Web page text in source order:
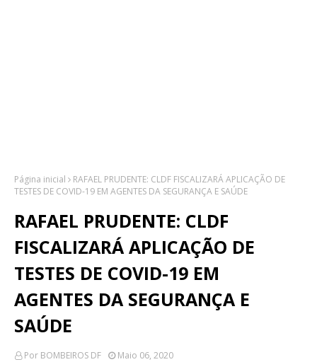
Página inicial
RAFAEL PRUDENTE: CLDF FISCALIZARÁ APLICAÇÃO DE
TESTES DE COVID-19 EM AGENTES DA SEGURANÇA E SAÚDE
RAFAEL PRUDENTE: CLDF
FISCALIZARÁ APLICAÇÃO DE
TESTES DE COVID-19 EM
AGENTES DA SEGURANÇA E
SAÚDE
Por BOMBEIROS DF Maio 06, 2020